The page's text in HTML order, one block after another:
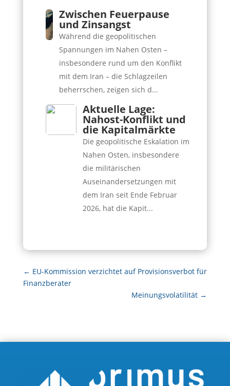
Zwischen Feuerpause
und Zinsangst
Während die geopolitischen
Spannungen im Nahen Osten –
insbesondere rund um den Konflikt
mit dem Iran – die Schlagzeilen
beherrschen, zeigen sich d...
Aktuelle Lage:
Nahost-Konflikt und
die Kapitalmärkte
Die geopolitische Eskalation im
Nahen Osten, insbesondere
die militärischen
Auseinandersetzungen mit
dem Iran seit Ende Februar
2026, hat die Kapit...
← EU-Kommission verzichtet auf Provisionsverbot für
Finanzberater
Meinungsvolatilität →